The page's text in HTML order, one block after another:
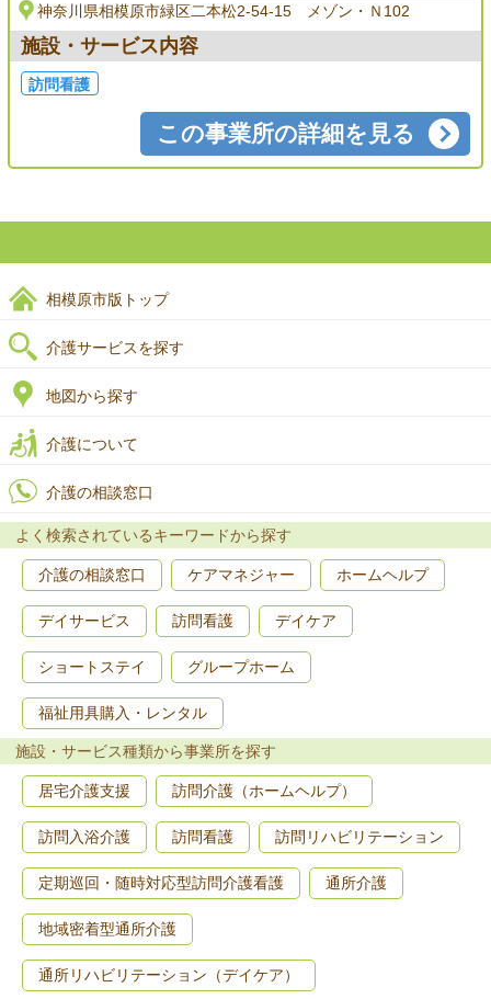
神奈川県相模原市緑区二本松2-54-15 メゾン・Ｎ102
施設・サービス内容
訪問看護
この事業所の詳細を見る
相模原市版トップ
介護サービスを探す
地図から探す
介護について
介護の相談窓口
よく検索されているキーワードから探す
介護の相談窓口 ケアマネジャー ホームヘルプ
デイサービス 訪問看護 デイケア
ショートステイ グループホーム
福祉用具購入・レンタル
施設・サービス種類から事業所を探す
居宅介護支援 訪問介護（ホームヘルプ）
訪問入浴介護 訪問看護 訪問リハビリテーション
定期巡回・随時対応型訪問介護看護 通所介護
地域密着型通所介護
通所リハビリテーション（デイケア）